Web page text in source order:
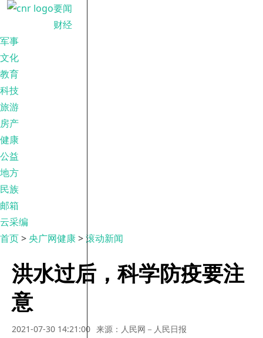
要闻
财经
军事
文化
教育
科技
旅游
房产
健康
公益
地方
民族
邮箱
云采编
首页>央广网健康>滚动新闻
洪水过后，科学防疫要注
意
2021-07-30 14:21:00 来源：人民网－人民日报